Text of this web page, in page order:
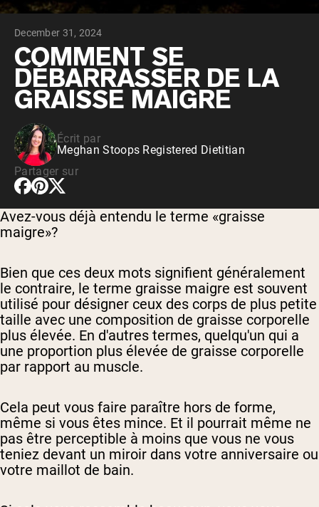
Shop All Protéines En Poudre
PROTÉINES VÉGANESMeilleure Vente
Protéine de pois
December 31, 2024
COMMENT SE
DÉBARRASSER DE LA
GRAISSE MAIGRE
Écrit par
Meghan Stoops Registered Dietitian
Partager sur
Avez-vous déjà entendu le terme «graisse
maigre»?
Bien que ces deux mots signifient généralement
le contraire, le terme graisse maigre est souvent
utilisé pour désigner ceux des corps de plus petite
taille avec une composition de graisse corporelle
plus élevée. En d'autres termes, quelqu'un qui a
une proportion plus élevée de graisse corporelle
par rapport au muscle.
Cela peut vous faire paraître hors de forme,
même si vous êtes mince. Et il pourrait même ne
pas être perceptible à moins que vous ne vous
teniez devant un miroir dans votre anniversaire ou
votre maillot de bain.